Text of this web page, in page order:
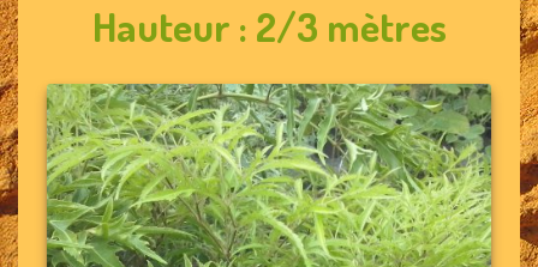
Hauteur : 2/3 mètres